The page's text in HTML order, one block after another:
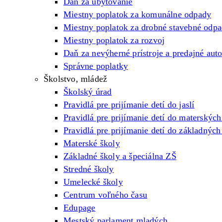
Miestny poplatok za komunálne odpady
Miestny poplatok za drobné stavebné
Miestny poplatok za rozvoj
Daň za nevýherné prístroje a predajné
Správne poplatky
Školstvo, mládež
Školský úrad
Pravidlá pre prijímanie detí do jaslí
Pravidlá pre prijímanie detí do
Pravidlá pre prijímanie detí do
Materské školy
Základné školy a špeciálna ZŠ
Stredné školy
Umelecké školy
Centrum voľného času
Edupage